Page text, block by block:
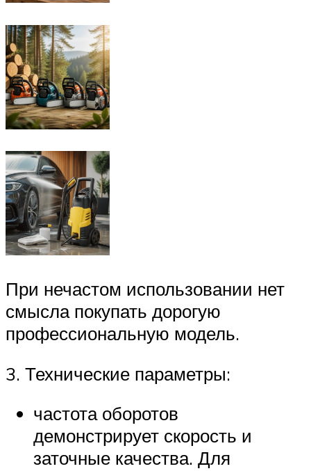
При нечастом использовании нет
смысла покупать дорогую
профессиональную модель.
3. Технические параметры:
частота оборотов
демонстрирует скорость и
заточные качества. Для